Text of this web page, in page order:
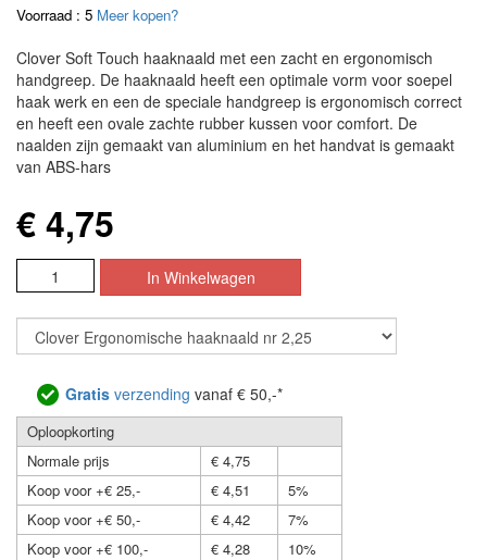
Voorraad : 5 Meer kopen?
Clover Soft Touch haaknaald met een zacht en ergonomisch
handgreep. De haaknaald heeft een optimale vorm voor soepel
haak werk en een de speciale handgreep is ergonomisch correct
en heeft een ovale zachte rubber kussen voor comfort. De
naalden zijn gemaakt van aluminium en het handvat is gemaakt
van ABS-hars
€ 4,75
Gratis verzending vanaf € 50,-*
Oploopkorting
Normale prijs
€ 4,75
Koop voor +€ 25,-
€ 4,51
5%
Koop voor +€ 50,-
€ 4,42
7%
Koop voor +€ 100,-
€ 4,28
10%